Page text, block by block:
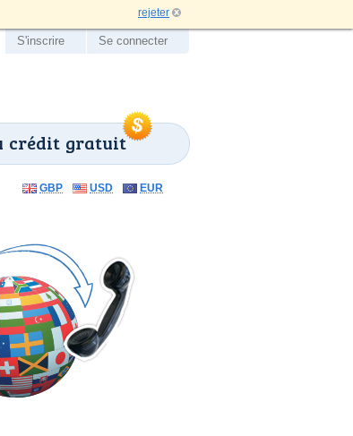
rejeter
crédit gratuit
S'inscrire Se connecter
GBP USD EUR